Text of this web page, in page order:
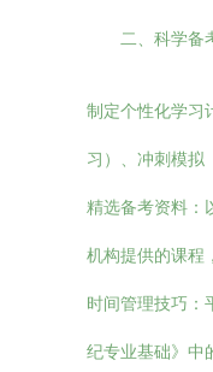
二、科学备
制定个性化学习
习）、冲刺模拟
精选备考资料：
机构提供的课程
时间管理技巧：
纪专业基础》中